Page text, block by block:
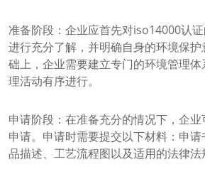
准备阶段：企业应首先对iso14000认
进行充分了解，并明确自身的环境保
础上，企业需要建立专门的环境管理
理活动有序进行。
申请阶段：在准备充分的情况下，企
申请。申请时需要提交以下材料：申
品描述、工艺流程图以及适用的法律法